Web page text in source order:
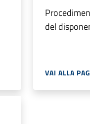
del
VAI ALLA